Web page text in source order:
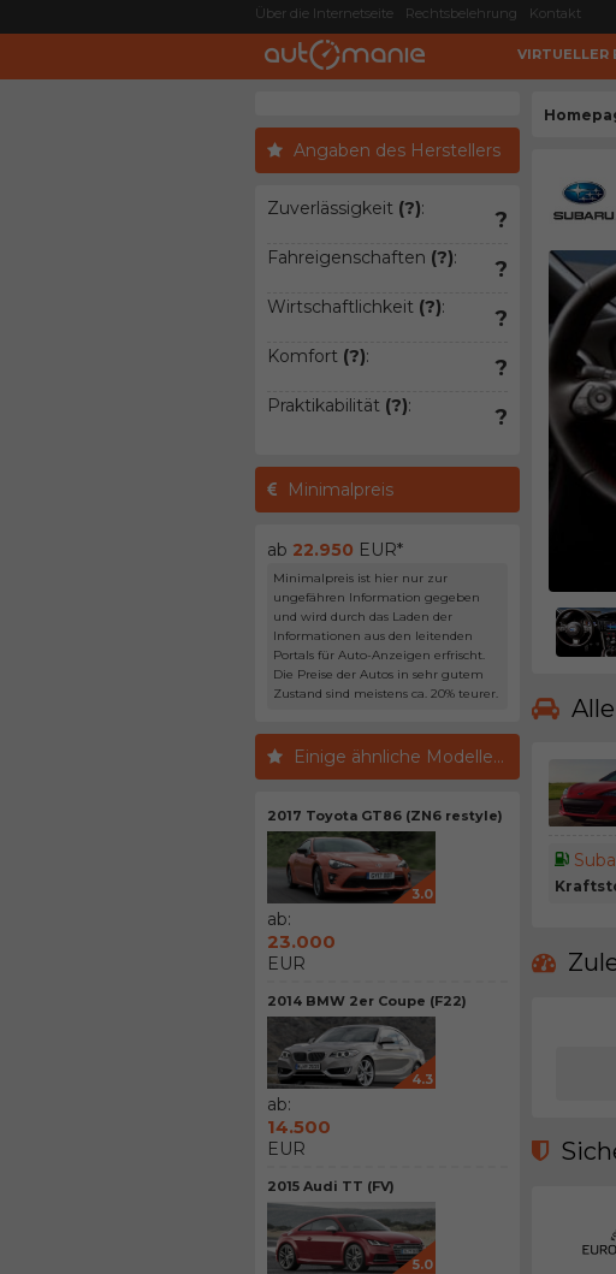
Über die Internetseite Rechtsbelehrung Kontakt
VIRTUELLER
Angaben des Herstellers
Zuverlässigkeit (?): ?
Fahreigenschaften (?): ?
Wirtschaftlichkeit (?): ?
Komfort (?): ?
Praktikabilität (?): ?
Minimalpreis
ab 22.950 EUR*
Minimalpreis ist hier nur zur
ungefähren Information gegeben
und wird durch das Laden der
Informationen aus den leitenden
Portals für Auto-Anzeigen erfrischt.
Die Preise der Autos in sehr gutem
Zustand sind meistens ca. 20% teurer.
Einige ähnliche Modelle...
2017 Toyota GT86 (ZN6 restyle)
3.0
ab:
23.000
EUR
2014 BMW 2er Coupe (F22)
4.3
ab:
14.500
EUR
2015 Audi TT (FV)
5.0